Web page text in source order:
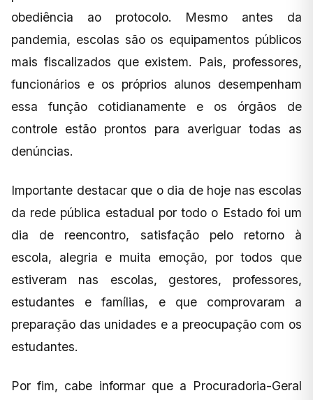
obediência ao protocolo. Mesmo antes da
pandemia, escolas são os equipamentos públicos
mais fiscalizados que existem. Pais, professores,
funcionários e os próprios alunos desempenham
essa função cotidianamente e os órgãos de
controle estão prontos para averiguar todas as
denúncias.
Importante destacar que o dia de hoje nas escolas
da rede pública estadual por todo o Estado foi um
dia de reencontro, satisfação pelo retorno à
escola, alegria e muita emoção, por todos que
estiveram nas escolas, gestores, professores,
estudantes e famílias, e que comprovaram a
preparação das unidades e a preocupação com os
estudantes.
Por fim, cabe informar que a Procuradoria-Geral